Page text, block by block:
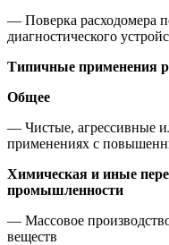
— Поверка расходомера
диагностического
Типичные применения
Общее
— Чистые, агрессивные
применениях с
Химическая и иные
промышленности
— Массовое
веществ